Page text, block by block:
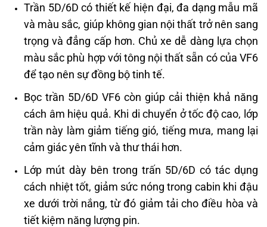
Trần 5D/6D có thiết kế hiện đại, đa dạng mẫu mã
và màu sắc, giúp không gian nội thất trở nên sang
trọng và đẳng cấp hơn. Chủ xe dễ dàng lựa chọn
màu sắc phù hợp với tông nội thất sẵn có của VF6
để tạo nên sự đồng bộ tinh tế.
Bọc trần 5D/6D VF6 còn giúp cải thiện khả năng
cách âm hiệu quả. Khi di chuyển ở tốc độ cao, lớp
trần này làm giảm tiếng gió, tiếng mưa, mang lại
cảm giác yên tĩnh và thư thái hơn.
Lớp mút dày bên trong trấn 5D/6D có tác dụng
cách nhiệt tốt, giảm sức nóng trong cabin khi đậu
xe dưới trời nắng, từ đó giảm tải cho điều hòa và
tiết kiệm năng lượng pin.